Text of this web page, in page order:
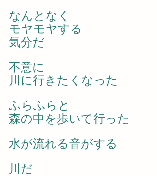
なんとなく
モヤモヤする
気分だ
不意に
川に行きたくなった
ふらふらと
森の中を歩いて行った
水が流れる音がする
川だ